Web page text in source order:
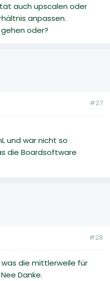
auch upscalen oder
anpassen.
oder?
#27
und war nicht so
die Boardsoftware
#28
die mittlerweile für
Danke.